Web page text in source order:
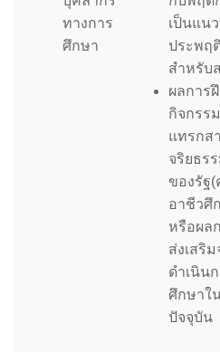
ทางการ
ศึกษา
เป็นแน
ประพฤ
สำหรับ
ผลการ
กิจกรร
แทรกส
จริยธร
ของรัฐ
อาชีวศึ
หรือผล
ส่งเสริ
ดำเนิน
ศึกษาใ
ปัจจุบัน